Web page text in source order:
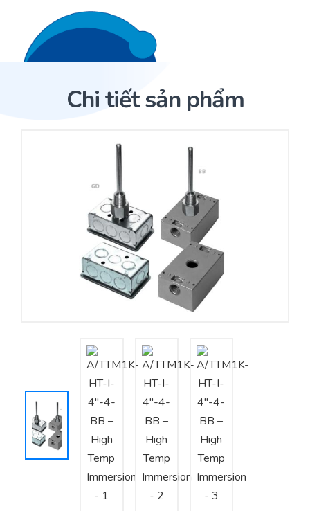
Trang Chủ
Cảm biến ACI
Nhà phân phối cảm biến
Nhà sản xuất thiết bị điều khiển
Cung cấp giải pháp quản lý cho toà nhà (BMS)
Tư vấn – Thiết kế – Cung cấp thiết bị HVAC
Tư vấn thiết kế, thi công tủ điều khiển
Thi công – Lắp đặt hệ thống HVAC
Chi tiết sản phẩm